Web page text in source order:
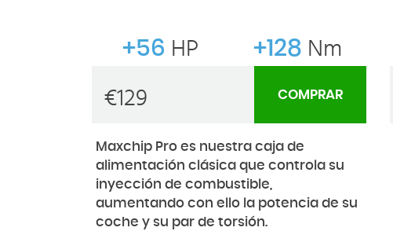
+56 HP +128 Nm
€129 COMPRAR
Maxchip Pro es nuestra caja de
alimentación clásica que controla su
inyección de combustible,
aumentando con ello la potencia de su
coche y su par de torsión.